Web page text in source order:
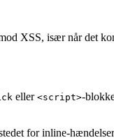
XSS, især når det
eller <script>-
for inline-